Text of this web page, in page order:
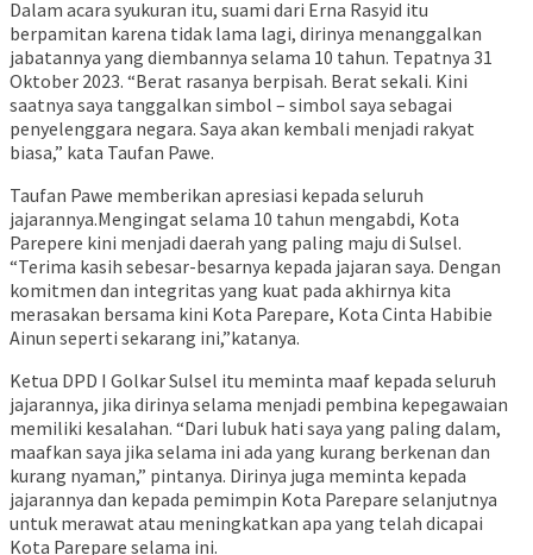
Dalam acara syukuran itu, suami dari Erna Rasyid itu
berpamitan karena tidak lama lagi, dirinya menanggalkan
jabatannya yang diembannya selama 10 tahun. Tepatnya 31
Oktober 2023. “Berat rasanya berpisah. Berat sekali. Kini
saatnya saya tanggalkan simbol – simbol saya sebagai
penyelenggara negara. Saya akan kembali menjadi rakyat
biasa,” kata Taufan Pawe.
Taufan Pawe memberikan apresiasi kepada seluruh
jajarannya.Mengingat selama 10 tahun mengabdi, Kota
Parepere kini menjadi daerah yang paling maju di Sulsel.
“Terima kasih sebesar-besarnya kepada jajaran saya. Dengan
komitmen dan integritas yang kuat pada akhirnya kita
merasakan bersama kini Kota Parepare, Kota Cinta Habibie
Ainun seperti sekarang ini,”katanya.
Ketua DPD I Golkar Sulsel itu meminta maaf kepada seluruh
jajarannya, jika dirinya selama menjadi pembina kepegawaian
memiliki kesalahan. “Dari lubuk hati saya yang paling dalam,
maafkan saya jika selama ini ada yang kurang berkenan dan
kurang nyaman,” pintanya. Dirinya juga meminta kepada
jajarannya dan kepada pemimpin Kota Parepare selanjutnya
untuk merawat atau meningkatkan apa yang telah dicapai
Kota Parepare selama ini.